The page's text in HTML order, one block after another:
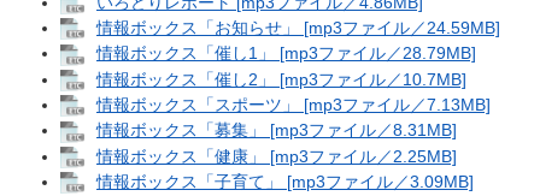
情報ボックス「お知らせ」 [mp3ファイル／24.59MB]
情報ボックス「催し1」 [mp3ファイル／28.79MB]
情報ボックス「催し2」 [mp3ファイル／10.7MB]
情報ボックス「スポーツ」 [mp3ファイル／7.13MB]
情報ボックス「募集」 [mp3ファイル／8.31MB]
情報ボックス「健康」 [mp3ファイル／2.25MB]
情報ボックス「子育て」 [mp3ファイル／3.09MB]